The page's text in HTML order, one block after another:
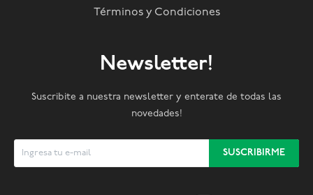
Términos y Condiciones
Newsletter!
Suscribite a nuestra newsletter y enterate de todas las
novedades!
SUSCRIBIRME